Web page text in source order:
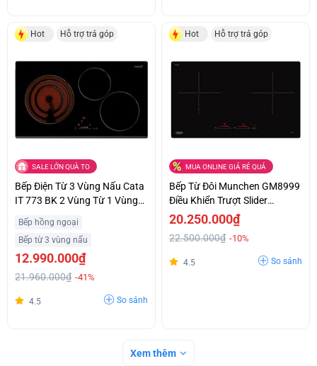
Hot Hỗ trợ trả góp
SALE LỚN QUÀ TO
Bếp Điện Từ 3 Vùng Nấu Cata
IT 773 BK 2 Vùng Từ 1 Vùng
Điện Giá Ưu Đãi
Bếp hồng ngoại
Bếp từ 3 vùng nấu
12.990.000₫
21.960.000₫ -41%
4.5 So sánh
Hot Hỗ trợ trả góp
MUA ONLINE GIÁ RẺ QUÁ
Bếp Từ Đôi Munchen GM8999
Điều Khiển Trượt Slider
Control Siêu Ưu Đãi
20.250.000₫
22.500.000₫ -10%
4.5 So sánh
Xem thêm